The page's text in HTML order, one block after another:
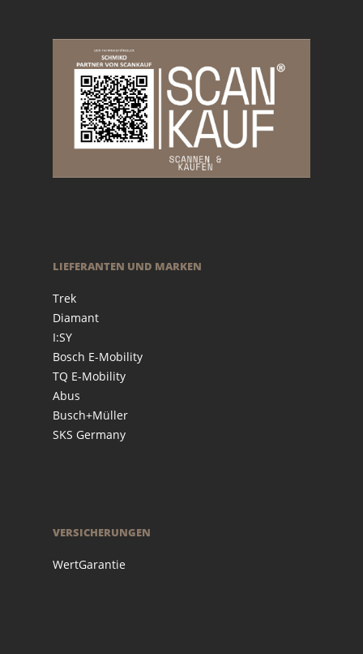
LIEFERANTEN UND MARKEN
Trek
Diamant
I:SY
Bosch E-Mobility
TQ E-Mobility
Abus
Busch+Müller
SKS Germany
VERSICHERUNGEN
WertGarantie